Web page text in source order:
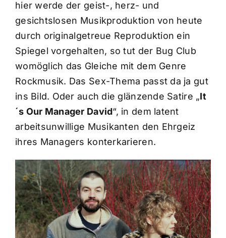
hier werde der geist-, herz- und
gesichtslosen Musikproduktion von heute
durch originalgetreue Reproduktion ein
Spiegel vorgehalten, so tut der Bug Club
womöglich das Gleiche mit dem Genre
Rockmusik. Das Sex-Thema passt da ja gut
ins Bild. Oder auch die glänzende Satire „It
´s Our Manager David“, in dem latent
arbeitsunwillige Musikanten den Ehrgeiz
ihres Managers konterkarieren.